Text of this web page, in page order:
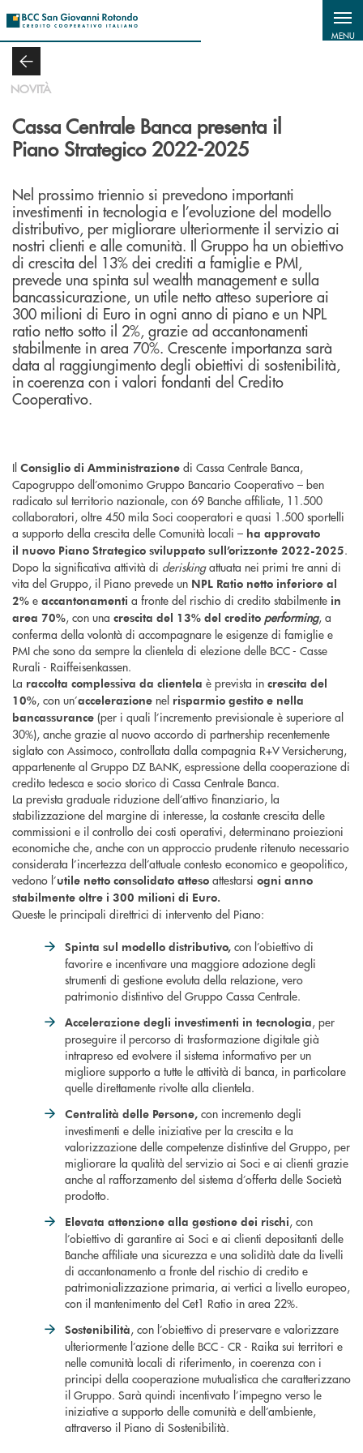
MENU
NOVITÀ
Cassa Centrale Banca presenta il
Piano Strategico 2022-2025
Nel prossimo triennio si prevedono importanti
investimenti in tecnologia e l’evoluzione del modello
distributivo, per migliorare ulteriormente il servizio ai
nostri clienti e alle comunità. Il Gruppo ha un obiettivo
di crescita del 13% dei crediti a famiglie e PMI,
prevede una spinta sul wealth management e sulla
bancassicurazione, un utile netto atteso superiore ai
300 milioni di Euro in ogni anno di piano e un NPL
ratio netto sotto il 2%, grazie ad accantonamenti
stabilmente in area 70%. Crescente importanza sarà
data al raggiungimento degli obiettivi di sostenibilità,
in coerenza con i valori fondanti del Credito
Cooperativo.
Il Consiglio di Amministrazione di Cassa Centrale Banca,
Capogruppo dell’omonimo Gruppo Bancario Cooperativo – ben
radicato sul territorio nazionale, con 69 Banche affiliate, 11.500
collaboratori, oltre 450 mila Soci cooperatori e quasi 1.500 sportelli
a supporto della crescita delle Comunità locali – ha approvato
il nuovo Piano Strategico sviluppato sull’orizzonte 2022-2025.
Dopo la significativa attività di deriskingattuata nei primi tre anni di
vita del Gruppo, il Piano prevede un NPL Ratio netto inferiore al
2% e accantonamenti a fronte del rischio di credito stabilmente in
area 70%, con una crescita del 13% del credito performing, a
conferma della volontà di accompagnare le esigenze di famiglie e
PMI che sono da sempre la clientela di elezione delle BCC - Casse
Rurali - Raiffeisenkassen.
La raccolta complessiva da clientela è prevista in crescita del
10%, con un’accelerazione nel risparmio gestito e nella
bancassurance (per i quali l’incremento previsionale è superiore al
30%), anche grazie al nuovo accordo di partnership recentemente
siglato con Assimoco, controllata dalla compagnia R+V Versicherung,
appartenente al Gruppo DZ BANK, espressione della cooperazione di
credito tedesca e socio storico di Cassa Centrale Banca.
La prevista graduale riduzione dell’attivo finanziario, la
stabilizzazione del margine di interesse, la costante crescita delle
commissioni e il controllo dei costi operativi, determinano proiezioni
economiche che, anche con un approccio prudente ritenuto necessario
considerata l’incertezza dell’attuale contesto economico e geopolitico,
vedono l’utile netto consolidato atteso attestarsi ogni anno
stabilmente oltre i 300 milioni di Euro.
Queste le principali direttrici di intervento del Piano:
Spinta sul modello distributivo, con l’obiettivo di
favorire e incentivare una maggiore adozione degli
strumenti di gestione evoluta della relazione, vero
patrimonio distintivo del Gruppo Cassa Centrale.
Accelerazione degli investimenti in tecnologia, per
proseguire il percorso di trasformazione digitale già
intrapreso ed evolvere il sistema informativo per un
migliore supporto a tutte le attività di banca, in particolare
quelle direttamente rivolte alla clientela.
Centralità delle Persone, con incremento degli
investimenti e delle iniziative per la crescita e la
valorizzazione delle competenze distintive del Gruppo, per
migliorare la qualità del servizio ai Soci e ai clienti grazie
anche al rafforzamento del sistema d’offerta delle Società
prodotto.
Elevata attenzione alla gestione dei rischi, con
l’obiettivo di garantire ai Soci e ai clienti depositanti delle
Banche affiliate una sicurezza e una solidità date da livelli
di accantonamento a fronte del rischio di credito e
patrimonializzazione primaria, ai vertici a livello europeo,
con il mantenimento del Cet1 Ratio in area 22%.
Sostenibilità, con l’obiettivo di preservare e valorizzare
ulteriormente l’azione delle BCC - CR - Raika sui territori e
nelle comunità locali di riferimento, in coerenza con i
principi della cooperazione mutualistica che caratterizzano
il Gruppo. Sarà quindi incentivato l’impegno verso le
iniziative a supporto delle comunità e dell’ambiente,
attraverso il Piano di Sostenibilità.